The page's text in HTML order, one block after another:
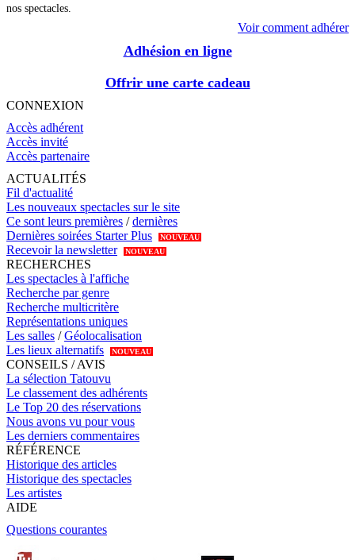
nos spectacles.
Voir comment adhérer
Adhésion en ligne
Offrir une carte cadeau
CONNEXION
Accès adhérent
Accès invité
Accès partenaire
ACTUALITÉS
Fil d'actualité
Les nouveaux spectacles sur le site
Ce sont leurs premières /dernières
Dernières soirées Starter Plus
NOUVEAU
Recevoir la newsletter NOUVEAU
RECHERCHES
Les spectacles à l'affiche
Recherche par genre
Recherche multicritère
Représentations uniques
Les salles /Géolocalisation
Les lieux alternatifs
NOUVEAU
CONSEILS / AVIS
La sélection Tatouvu
Le classement des adhérents
Le Top 20 des réservations
Nous avons vu pour vous
Les derniers commentaires
RÉFÉRENCE
Historique des articles
Historique des spectacles
Les artistes
AIDE
Questions courantes